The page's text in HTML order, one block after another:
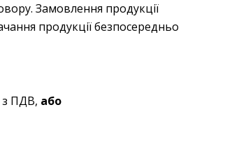
Замовлення продукції
продукції безпосередньо
з ПДВ, або